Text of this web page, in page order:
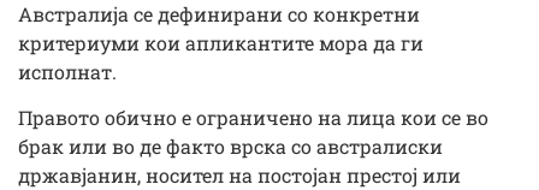
Австралија се дефинирани со конкретни
критериуми кои апликантите мора да ги
исполнат.
Правото обично е ограничено на лица кои се во
брак или во де факто врска со австралиски
државјанин, носител на постојан престој или